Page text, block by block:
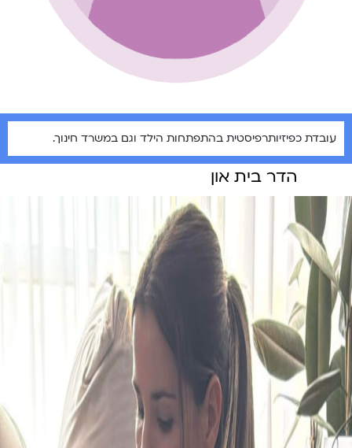
עובדת כפיזיותרפיסטית בהתפתחות הילד וגם במשרד חינוך.
הדר בית און